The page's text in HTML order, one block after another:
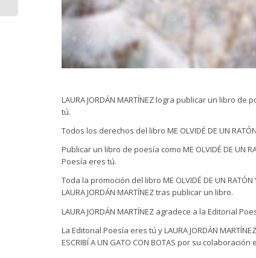
LAURA JORDÁN MARTÍNEZ logra publicar un libro de
tú.
Todos los derechos del libro ME OLVIDÉ DE UN
Publicar un libro de poesía como ME OLVIDÉ DE UN
Poesía eres tú.
Toda la promoción del libro ME OLVIDÉ DE UN
LAURA JORDÁN MARTÍNEZ tras publicar un libro.
LAURA JORDÁN MARTÍNEZ agradece a la Editorial
La Editorial Poesía eres tú y LAURA JORDÁN
ESCRIBÍ A UN GATO CON BOTAS por su